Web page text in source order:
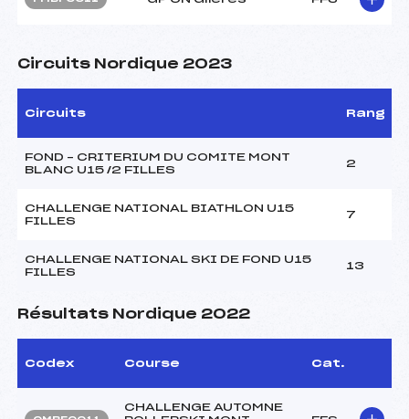
Circuits Nordique 2023
Circuits Rang
FOND – CRITERIUM DU COMITE MONT
BLANC U15 /2 FILLES
2
CHALLENGE NATIONAL BIATHLON U15
FILLES
7
CHALLENGE NATIONAL SKI DE FOND U15
FILLES
13
Résultats Nordique 2022
Codex Course Cat.
CHALLENGE AUTOMNE